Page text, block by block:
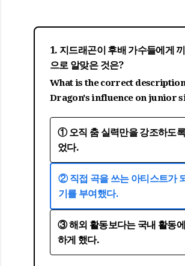
1. 지드래곤이 후배 가수들에게
으로 알맞은 것은?
What is the correct
Dragon's influence on junior
① 오직 춤 실력만을 강조하도
었다.
② 직접 곡을 쓰는 아티스트가
기를 부여했다.
③ 해외 활동보다는 국내 활동
하게 했다.